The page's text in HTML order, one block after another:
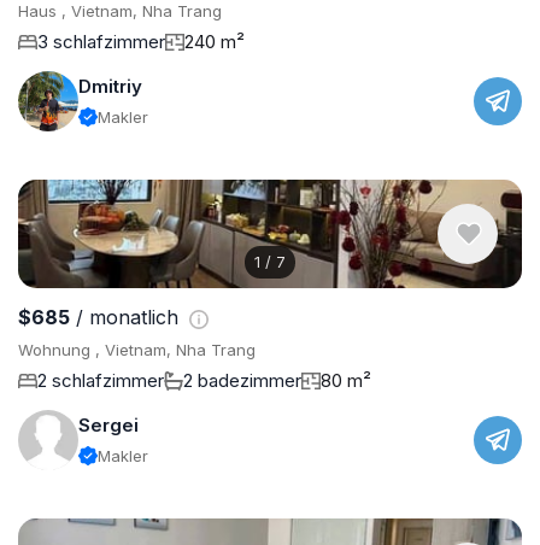
Haus , Vietnam, Nha Trang
3 schlafzimmer
240 m²
Dmitriy
Makler
1 / 7
$685 / monatlich
Wohnung , Vietnam, Nha Trang
2 schlafzimmer 2 badezimmer
80 m²
Sergei
Makler